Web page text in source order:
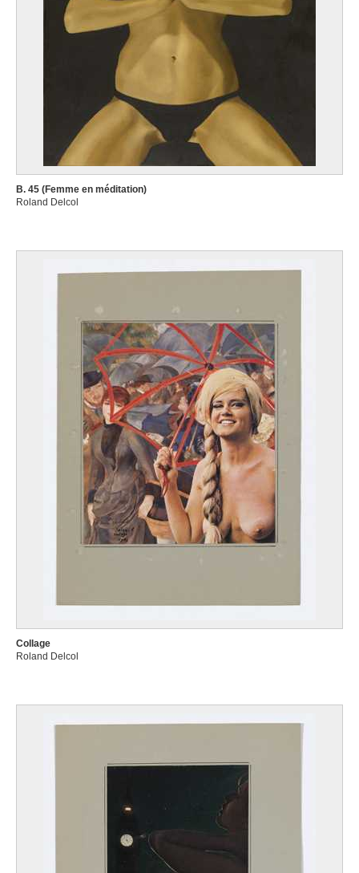
B. 45 (Femme en méditation)
Roland Delcol
Collage
Roland Delcol